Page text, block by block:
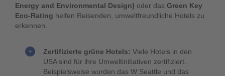
Energy and Environmental Design) oder das Green Key
Eco-Rating helfen Reisenden, umweltfreundliche Hotels zu
erkennen.
Zertifizierte grüne Hotels: Viele Hotels in den
USA sind für ihre Umweltinitiativen zertifiziert.
Beispielsweise wurden das W Seattle und das